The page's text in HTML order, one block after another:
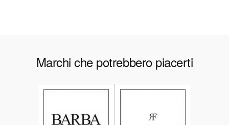
Marchi che potrebbero piacerti